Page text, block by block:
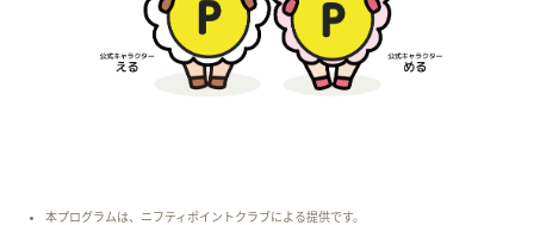
本プログラムは、ニフティポイントクラブによる提供です。